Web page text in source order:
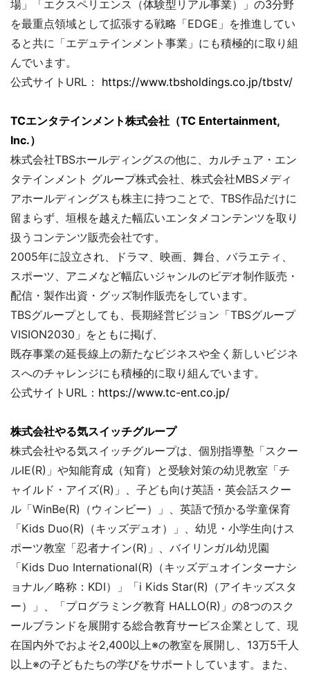
場」「エクスペリエンス（体験型リアル事業）」の3分野
を最重点領域として拡張する戦略「EDGE」を推進してい
ると共に「エデュテインメント事業」にも積極的に取り組
んでいます。
公式サイトURL： https://www.tbsholdings.co.jp/tbstv/
TCエンタテインメント株式会社（TC Entertainment,
Inc.）
株式会社TBSホールディングスの他に、カルチュア・エン
タテインメント グループ株式会社、株式会社MBSメディ
アホールディングスも株主に持つことで、TBS作品だけに
留まらず、垣根を越えた幅広いエンタメコンテンツを取り
扱うコンテンツ販売会社です。
2005年に設立され、ドラマ、映画、舞台、バラエティ、
スポーツ、アニメなど幅広いジャンルのビデオ制作販売・
配信・製作出資・グッズ制作販売をしています。
TBSグループとしても、長期経営ビジョン「TBSグループ
VISION2030」をともに掲げ、
既存事業の延長線上の新たなビジネスや全く新しいビジネ
スへのチャレンジにも積極的に取り組んでいます。
公式サイトURL： https://www.tc-ent.co.jp/
株式会社やる気スイッチグループ
株式会社やる気スイッチグループは、個別指導塾「スクー
ルIE(R)」や知能育成（知育）と受験対策の幼児教室「チ
ャイルド・アイズ(R)」、子ども向け英語・英会話スクー
ル「WinBe(R)（ウィンビー）」、英語で預かる学童保育
「Kids Duo(R)（キッズデュオ）」、幼児・小学生向けス
ポーツ教室「忍者ナイン(R)」、バイリンガル幼児園
「Kids Duo International(R)（キッズデュオインターナシ
ョナル／略称：KDI）」「i Kids Star(R)（アイキッズスタ
ー）」、「プログラミング教育 HALLO(R)」の8つのスク
ールブランドを展開する総合教育サービス企業として、現
在国内外でおよそ2,400以上※の教室を展開し、13万5千人
以上※の子どもたちの学びをサポートしています。また、